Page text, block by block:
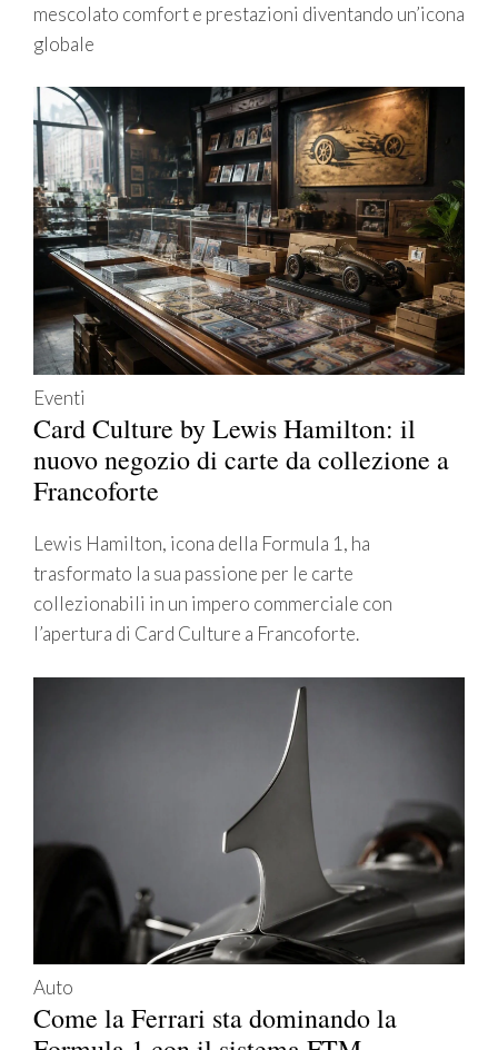
mescolato comfort e prestazioni diventando un’icona
globale
Eventi
Card Culture by Lewis Hamilton: il
nuovo negozio di carte da collezione a
Francoforte
Lewis Hamilton, icona della Formula 1, ha
trasformato la sua passione per le carte
collezionabili in un impero commerciale con
l’apertura di Card Culture a Francoforte.
Auto
Come la Ferrari sta dominando la